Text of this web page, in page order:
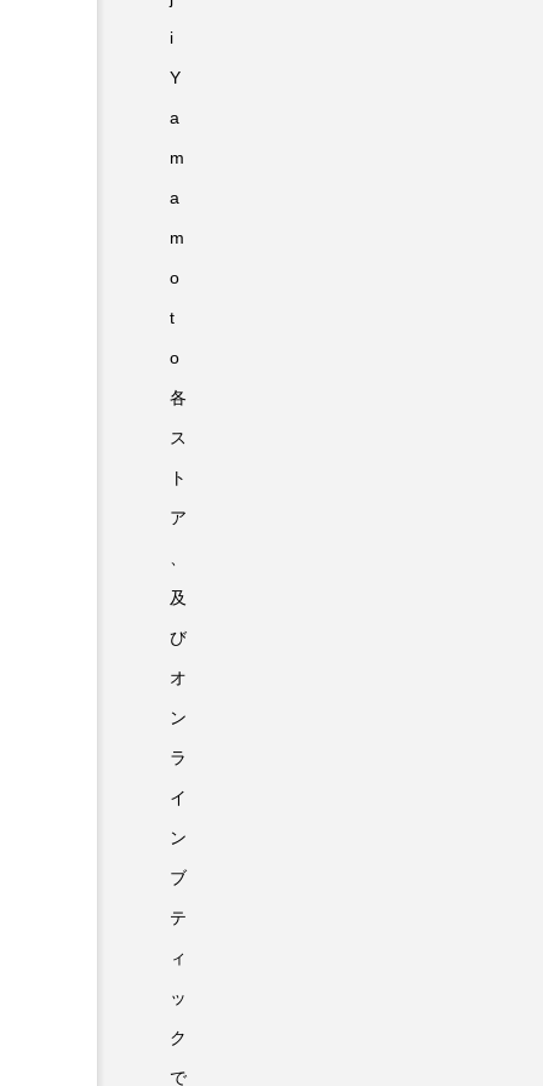
i
Y
a
m
a
m
o
t
o
各
ス
ト
ア
及
び
オ
ン
ラ
イ
ン
ブ
テ
ィ
ッ
ク
で